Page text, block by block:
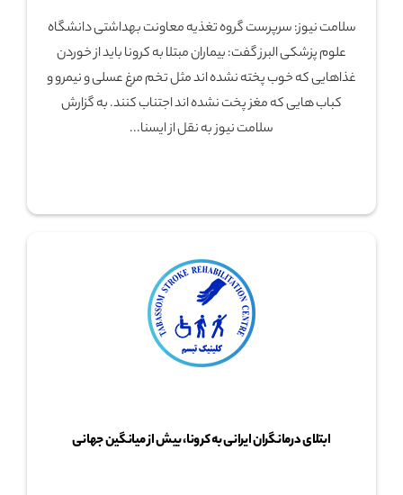
سلامت نیوز: سرپرست گروه تغذیه معاونت بهداشتی دانشگاه
علوم پزشکی البرز گفت: بیماران مبتلا به کرونا باید از خوردن
غذاهایی که خوب پخته نشده اند مثل تخم مرغ عسلی و نیمرو و
کباب هایی که مغز پخت نشده اند اجتناب کنند. به گزارش
سلامت نیوز به نقل از ایسنا...
ابتلای درمانگران ایرانی به کرونا، بیش از میانگین جهانی